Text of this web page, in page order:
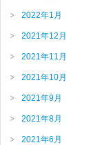
2022年1月
2021年12月
2021年11月
2021年10月
2021年9月
2021年8月
2021年6月